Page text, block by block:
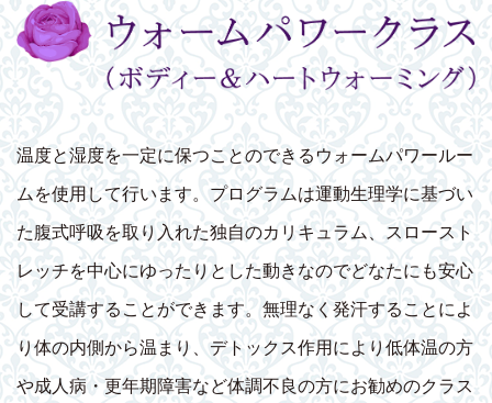
温度と湿度を一定に保つことのできるウォームパワールー
ムを使用して行います。プログラムは運動生理学に基づい
た腹式呼吸を取り入れた独自のカリキュラム、スロースト
レッチを中心にゆったりとした動きなのでどなたにも安心
して受講することができます。無理なく発汗することによ
り体の内側から温まり、デトックス作用により低体温の方
や成人病・更年期障害など体調不良の方にお勧めのクラス